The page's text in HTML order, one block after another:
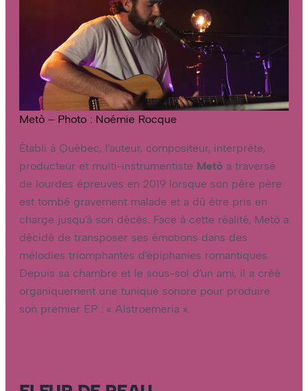
Metò – Photo : Noémie Rocque
Établi à Québec, l’auteur, compositeur, interprète,
producteur et multi-instrumentiste Metò a traversé
de lourdes épreuves en 2019 lorsque son père père
est tombé gravement malade et a dû être pris en
charge jusqu’à son décès. Face à cette réalité, Metò a
décidé de transposer ses émotions dans des
mélodies triomphantes d’épiphanies romantiques.
Depuis sa chambre et le sous-sol d’un ami, il a créé
organiquement une tunique sonore pour produire
son premier EP : « Alstroemeria ».